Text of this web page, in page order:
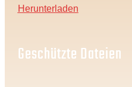
Herunterladen
Geschützte Dateien